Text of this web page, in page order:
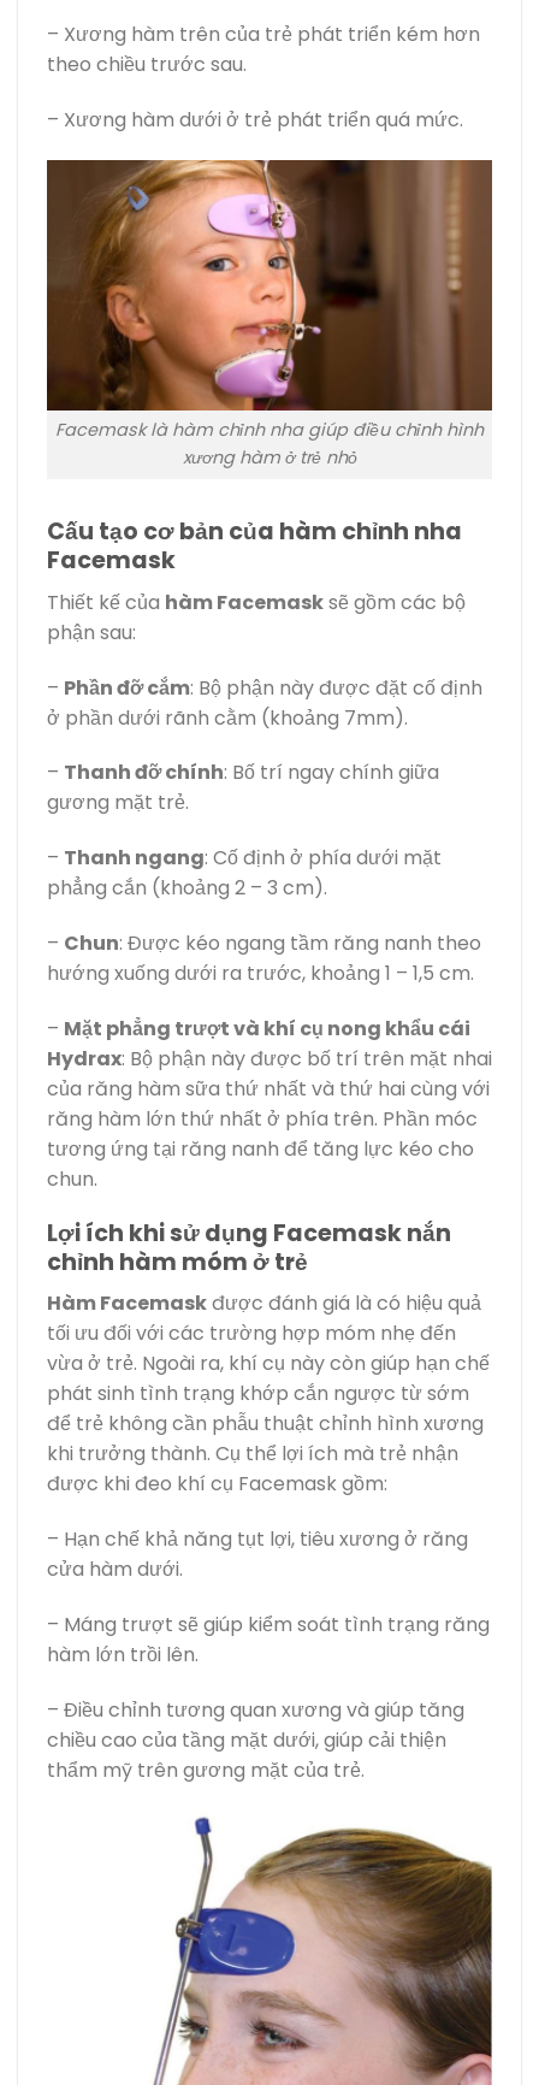
– Xương hàm trên của trẻ phát triển kém hơn
theo chiều trước sau.
– Xương hàm dưới ở trẻ phát triển quá mức.
Facemask là hàm chỉnh nha giúp điều chỉnh hình
xương hàm ở trẻ nhỏ
Cấu tạo cơ bản của hàm chỉnh nha
Facemask
Thiết kế của hàm Facemasksẽ gồm các bộ
phận sau:
– Phần đỡ cắm: Bộ phận này được đặt cố định
ở phần dưới rãnh cằm (khoảng 7mm).
– Thanh đỡ chính: Bố trí ngay chính giữa
gương mặt trẻ.
– Thanh ngang: Cố định ở phía dưới mặt
phẳng cắn (khoảng 2 – 3 cm).
– Chun: Được kéo ngang tầm răng nanh theo
hướng xuống dưới ra trước, khoảng 1 – 1,5 cm.
– Mặt phẳng trượt và khí cụ nong khẩu cái
Hydrax: Bộ phận này được bố trí trên mặt nhai
của răng hàm sữa thứ nhất và thứ hai cùng với
răng hàm lớn thứ nhất ở phía trên. Phần móc
tương ứng tại răng nanh để tăng lực kéo cho
chun.
Lợi ích khi sử dụng Facemask nắn
chỉnh hàm móm ở trẻ
Hàm Facemaskđược đánh giá là có hiệu quả
tối ưu đối với các trường hợp móm nhẹ đến
vừa ở trẻ. Ngoài ra, khí cụ này còn giúp hạn chế
phát sinh tình trạng khớp cắn ngược từ sớm
để trẻ không cần phẫu thuật chỉnh hình xương
khi trưởng thành. Cụ thể lợi ích mà trẻ nhận
được khi đeo khí cụ Facemask gồm:
– Hạn chế khả năng tụt lợi, tiêu xương ở răng
cửa hàm dưới.
– Máng trượt sẽ giúp kiểm soát tình trạng răng
hàm lớn trồi lên.
– Điều chỉnh tương quan xương và giúp tăng
chiều cao của tầng mặt dưới, giúp cải thiện
thẩm mỹ trên gương mặt của trẻ.